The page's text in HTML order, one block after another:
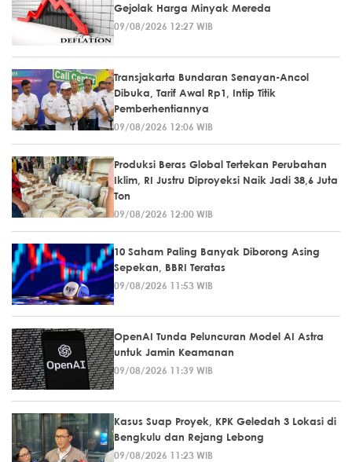
Gejolak Harga Minyak Mereda
09/08/2026 12:27 WIB
Transjakarta Bundaran Senayan-Ancol
Dibuka, Tarif Awal Rp1, Intip Titik
Pemberhentiannya
09/08/2026 12:06 WIB
Produksi Beras Global Tertekan Perubahan
Iklim, RI Justru Diproyeksi Naik Jadi 38,6 Juta
Ton
09/08/2026 12:00 WIB
10 Saham Paling Banyak Diborong Asing
Sepekan, BBRI Teratas
09/08/2026 11:53 WIB
OpenAI Tunda Peluncuran Model AI Astra
untuk Jamin Keamanan
09/08/2026 11:39 WIB
Kasus Suap Proyek, KPK Geledah 3 Lokasi di
Bengkulu dan Rejang Lebong
09/08/2026 11:23 WIB